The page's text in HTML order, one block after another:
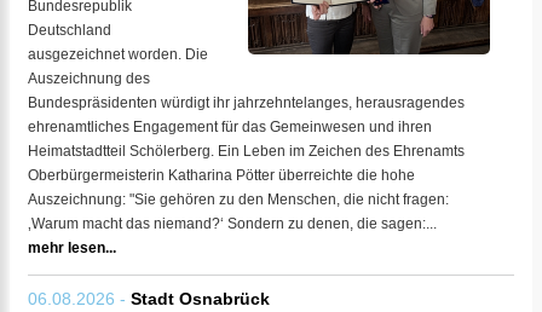
Bundesrepublik
Deutschland
ausgezeichnet worden. Die
Auszeichnung des
Bundespräsidenten würdigt ihr jahrzehntelanges, herausragendes
ehrenamtliches Engagement für das Gemeinwesen und ihren
Heimatstadtteil Schölerberg. Ein Leben im Zeichen des Ehrenamts
Oberbürgermeisterin Katharina Pötter überreichte die hohe
Auszeichnung: "Sie gehören zu den Menschen, die nicht fragen:
‚Warum macht das niemand?‘ Sondern zu denen, die sagen:...
mehr lesen...
06.08.2026 - Stadt Osnabrück